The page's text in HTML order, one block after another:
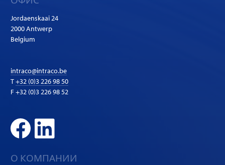
Jordaenskaai 24
2000 Antwerp
Belgium
intraco@intraco.be
T+32 (0)3 226 98 50
F +32 (0)3 226 98 52
О КОМПАНИИ